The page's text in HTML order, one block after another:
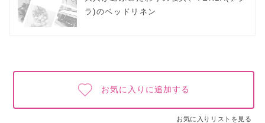
ラ)のベッドリネン
お気に入りに追加する
お気に入りリストを見る